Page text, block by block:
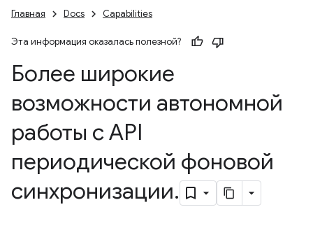
Главная Docs Capabilities
Эта информация оказалась полезной?
Более широкие
возможности автономной
работы с API
периодической фоновой
синхронизации.